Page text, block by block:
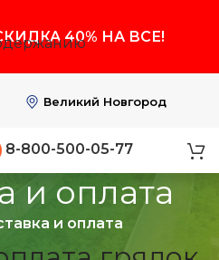
40% НА ВСЕ!
Великий Новгород
8-800-500-05-77
и оплата
и оплата